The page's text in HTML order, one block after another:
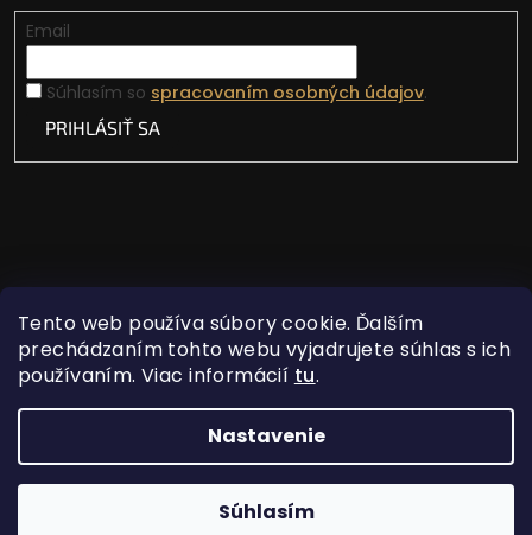
Tento web používa súbory cookie. Ďalším
prechádzaním tohto webu vyjadrujete súhlas s ich
používaním. Viac informácií tu.
Nastavenie
Súhlasím
Email
Súhlasím so spracovaním osobných údajov.
PRIHLÁSIŤ SA
Vytvoril Shoptet
Copyright 2026Lovecká vášeň. Všetky práva
vyhradené.